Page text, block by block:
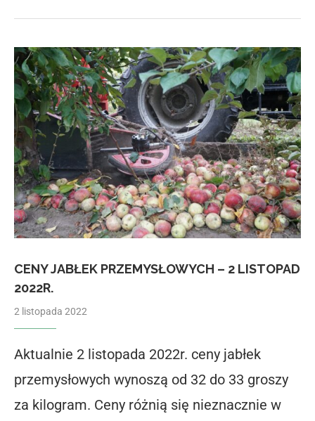
CENY JABŁEK PRZEMYSŁOWYCH – 2 LISTOPAD
2022R.
2 listopada 2022
Aktualnie 2 listopada 2022r. ceny jabłek
przemysłowych wynoszą od 32 do 33 groszy
za kilogram. Ceny różnią się nieznacznie w